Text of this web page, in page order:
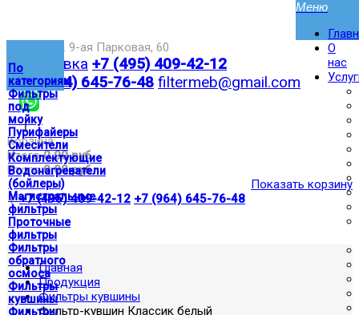
По
категориям
Фильтры
под
мойку
Пурифайеры
Смесители
Комплектующие
Водонагреватели
(бойлеры)
Магистральные
фильтры
Проточные
фильтры
Фильтры
обратного
осмоса
Фильтры
кувшины
Фильтры
Москва,ул. 9-ая Парковая, 60
Доставка +7 (495) 409-42-12
+7 (964) 645-76-48 filtermeb@gmail.com
|
Корзина:
Итого0.00 руб
Итого0.00 руб
Показать корзину
| +7 (495) 409-42-12 +7 (964) 645-76-48
О
нас
Главная
Продукция
Фильтры кувшины
Фильтр-кувшин Классик белый